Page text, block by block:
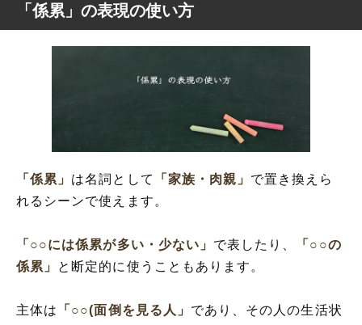
「係累」の表現の使い方
「係累」 は名詞として 「家族・肉親」 で置き換えら
れるシーンで使えます。
「○○には係累が多い・少ない」 で表したり、
「○○の
係累」
と断定的に使うこともあります。
主体は 「○○(面倒を見る人」 であり、その人の生活状